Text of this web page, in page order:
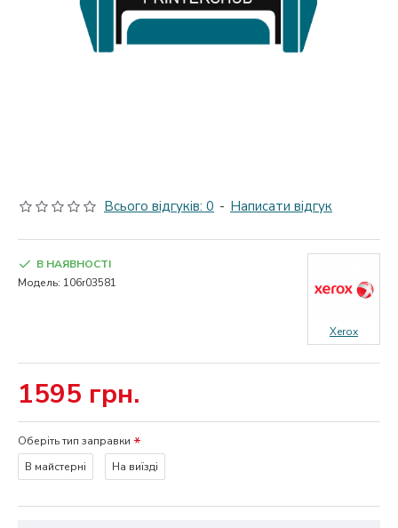
Всього відгуків: 0 - Написати відгук
1595 грн.
В НАЯВНОСТІ
Модель: 106r03581
Xerox
Оберіть тип заправки
В майстерні
На виїзді